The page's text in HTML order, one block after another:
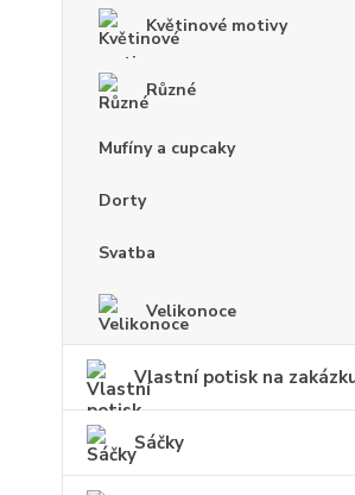
Květinové motivy
Různé
Mufíny a cupcaky
Dorty
Svatba
Velikonoce
Vlastní potisk na
Sáčky